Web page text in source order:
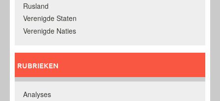
Rusland
Verenigde Staten
Verenigde Naties
RUBRIEKEN
Analyses